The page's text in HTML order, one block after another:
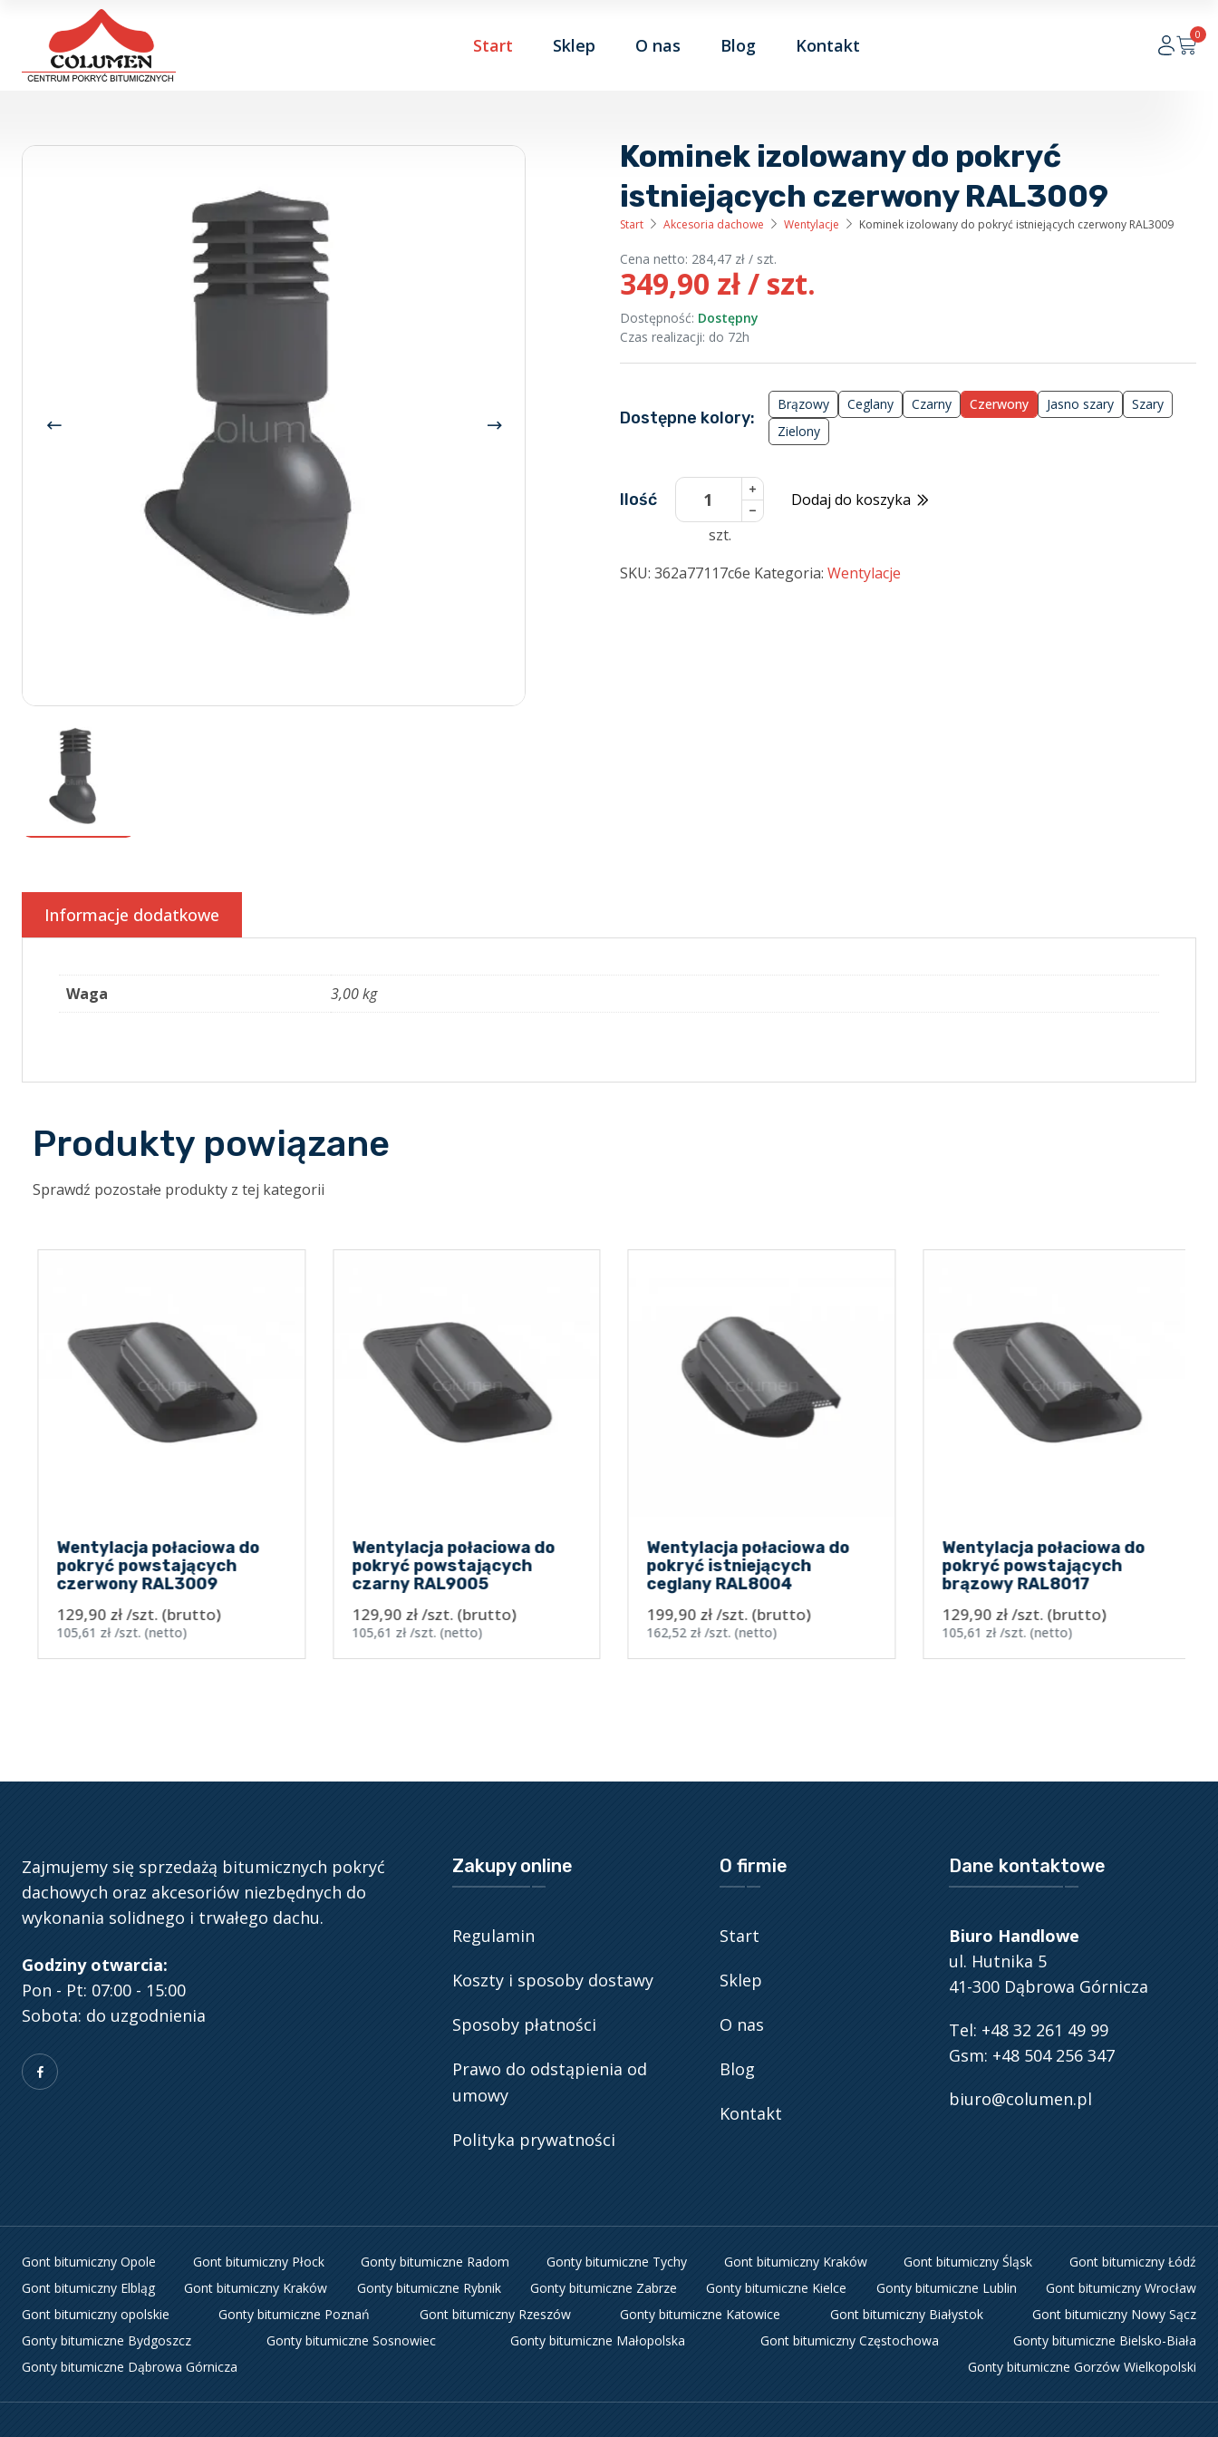
Start Sklep O nas Blog Kontakt
0
Kominek izolowany do pokryć
istniejących czerwony RAL3009
Start Akcesoria dachowe Wentylacje Kominek izolowany do pokryć istniejących czerwony RAL3009
Cena netto: 284,47 zł / szt.
349,90 zł/ szt.
Dostępność: Dostępny
Czas realizacji: do 72h
Dostępne kolory:
Brązowy Ceglany Czarny Czerwony Jasno szary
Szary
Zielony
Ilość
ilość
Kominek
izolowany
do
szt.
Dodaj do koszyka
SKU: 362a77117c6e Kategoria: Wentylacje
Informacje dodatkowe
Waga 3,00 kg
Produkty powiązane
Sprawdź pozostałe produkty z tej kategorii
Wentylacja połaciowa do
pokryć powstających
czerwony RAL3009
129,90zł/szt.(brutto)
105,61 zł /szt. (netto)
Wentylacja połaciowa do
pokryć powstających
czarny RAL9005
129,90zł/szt.(brutto)
105,61 zł /szt. (netto)
Wentylacja połaciowa do
pokryć istniejących
ceglany RAL8004
199,90zł/szt.(brutto)
162,52zł /szt. (netto)
Wentylacja połaciowa do
pokryć powstających
brązowy RAL8017
129,90zł/szt.(brutto)
105,61 zł /szt. (netto)
Zajmujemy się sprzedażą bitumicznych pokryć
dachowych oraz akcesoriów niezbędnych do
wykonania solidnego i trwałego dachu.
Godziny otwarcia:
Pon - Pt: 07:00 - 15:00
Sobota: do uzgodnienia
Zakupy online
Regulamin
Koszty i sposoby dostawy
Sposoby płatności
Prawo do odstąpienia od
umowy
Polityka prywatności
O firmie
Start
Sklep
O nas
Blog
Kontakt
Dane kontaktowe
Biuro Handlowe
ul. Hutnika 5
41-300 Dąbrowa Górnicza
Tel: +48 32 261 49 99
Gsm: +48 504 256 347
biuro@columen.pl
Gont bitumiczny Opole Gont bitumiczny Płock Gonty bitumiczne Radom Gonty bitumiczne Tychy Gont bitumiczny Kraków Gont bitumiczny Śląsk
Gont bitumiczny Łódź
Gont bitumiczny Elbląg
Gont bitumiczny Kraków Gonty bitumiczne Rybnik Gonty bitumiczne Zabrze Gonty bitumiczne Kielce Gonty bitumiczne Lublin
Gont bitumiczny Wrocław
Gont bitumiczny opolskie
Gonty bitumiczne Poznań Gont bitumiczny Rzeszów Gonty bitumiczne Katowice Gont bitumiczny Białystok
Gont bitumiczny Nowy Sącz
Gonty bitumiczne Bydgoszcz
Gonty bitumiczne Sosnowiec Gonty bitumiczne Małopolska Gont bitumiczny Częstochowa
Gonty bitumiczne Bielsko-Biała
Gonty bitumiczne Dąbrowa Górnicza
Gonty bitumiczne Gorzów Wielkopolski